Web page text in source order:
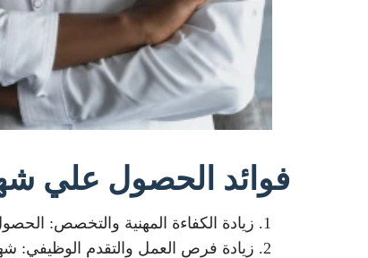
فوائد الحصول علي
زيادة الكفاءة المهنية والتخصص:
زيادة فرص العمل والتقدم الوظيفي: